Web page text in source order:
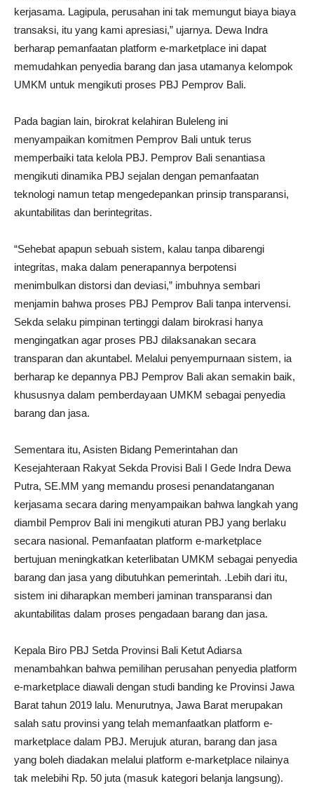
kerjasama. Lagipula, perusahan ini tak memungut biaya biaya
transaksi, itu yang kami apresiasi,” ujarnya. Dewa Indra
berharap pemanfaatan platform e-marketplace ini dapat
memudahkan penyedia barang dan jasa utamanya kelompok
UMKM untuk mengikuti proses PBJ Pemprov Bali.
Pada bagian lain, birokrat kelahiran Buleleng ini
menyampaikan komitmen Pemprov Bali untuk terus
memperbaiki tata kelola PBJ. Pemprov Bali senantiasa
mengikuti dinamika PBJ sejalan dengan pemanfaatan
teknologi namun tetap mengedepankan prinsip transparansi,
akuntabilitas dan berintegritas.
“Sehebat apapun sebuah sistem, kalau tanpa dibarengi
integritas, maka dalam penerapannya berpotensi
menimbulkan distorsi dan deviasi,” imbuhnya sembari
menjamin bahwa proses PBJ Pemprov Bali tanpa intervensi.
Sekda selaku pimpinan tertinggi dalam birokrasi hanya
mengingatkan agar proses PBJ dilaksanakan secara
transparan dan akuntabel. Melalui penyempurnaan sistem, ia
berharap ke depannya PBJ Pemprov Bali akan semakin baik,
khususnya dalam pemberdayaan UMKM sebagai penyedia
barang dan jasa.
Sementara itu, Asisten Bidang Pemerintahan dan
Kesejahteraan Rakyat Sekda Provisi Bali I Gede Indra Dewa
Putra, SE.MM yang memandu prosesi penandatanganan
kerjasama secara daring menyampaikan bahwa langkah yang
diambil Pemprov Bali ini mengikuti aturan PBJ yang berlaku
secara nasional. Pemanfaatan platform e-marketplace
bertujuan meningkatkan keterlibatan UMKM sebagai penyedia
barang dan jasa yang dibutuhkan pemerintah. .Lebih dari itu,
sistem ini diharapkan memberi jaminan transparansi dan
akuntabilitas dalam proses pengadaan barang dan jasa.
Kepala Biro PBJ Setda Provinsi Bali Ketut Adiarsa
menambahkan bahwa pemilihan perusahan penyedia platform
e-marketplace diawali dengan studi banding ke Provinsi Jawa
Barat tahun 2019 lalu. Menurutnya, Jawa Barat merupakan
salah satu provinsi yang telah memanfaatkan platform e-
marketplace dalam PBJ. Merujuk aturan, barang dan jasa
yang boleh diadakan melalui platform e-marketplace nilainya
tak melebihi Rp. 50 juta (masuk kategori belanja langsung).